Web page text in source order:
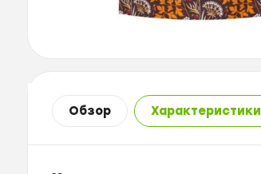
Обзор Характеристики